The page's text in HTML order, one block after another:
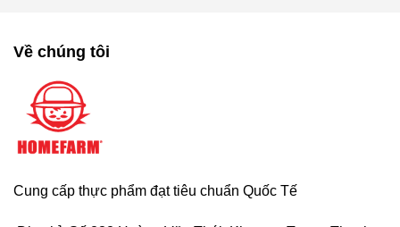
Về chúng tôi
Cung cấp thực phẩm đạt tiêu chuẩn Quốc Tế